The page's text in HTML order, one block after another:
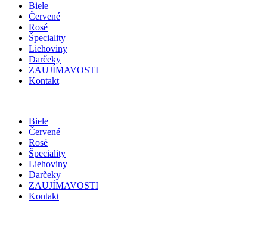
Biele
Červené
Rosé
Špeciality
Liehoviny
Darčeky
ZAUJÍMAVOSTI
Kontakt
Biele
Červené
Rosé
Špeciality
Liehoviny
Darčeky
ZAUJÍMAVOSTI
Kontakt